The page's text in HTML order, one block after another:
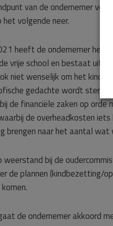
van de ondernemer
volgende neer.
heeft de ondernemer het
vrije school en bestaat uit
niet wenselijk om het
gedachte wordt sterk
de financiële zaken op orde
de overheadkosten
brengen naar het aantal
bij de
de plannen (kindbezetting/
de ondernemer akkoord